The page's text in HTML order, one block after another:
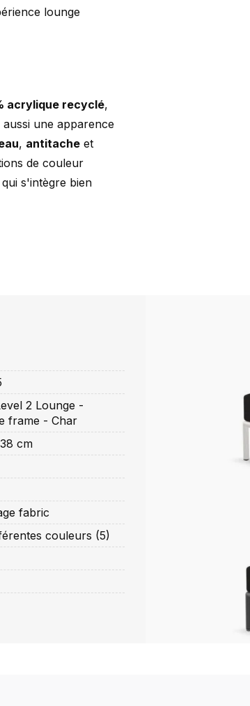
lounge
acrylique recyclé,
une apparence
, antitache et
de couleur
s'intègre bien
2 Lounge -
frame - Char
cm
fabric
couleurs (5)